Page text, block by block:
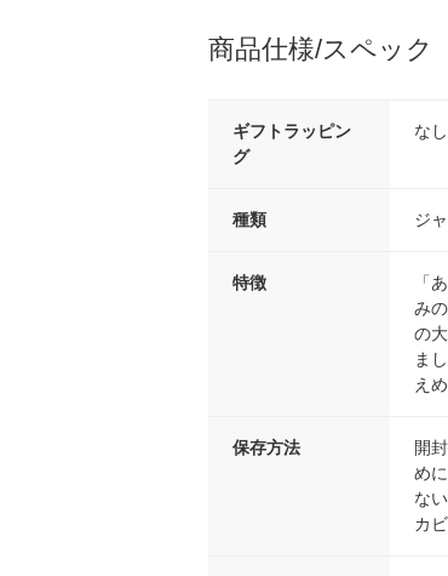
商品仕様/スペック
ギフトラッピン
グ
なし
種類 ジ
特徴
「
み
の
ま
え
保存方法
開
め
な
カ